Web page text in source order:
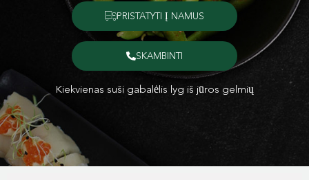
PRISTATYTI Į NAMUS
SKAMBINTI
Kiekvienas suši gabalėlis lyg iš jūros gelmių